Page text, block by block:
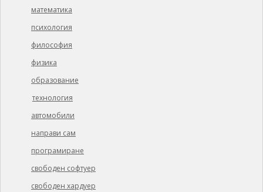
математика
психология
философия
физика
образование
технология
автомобили
направи сам
програмиране
свободен софтуер
свободен хардуер